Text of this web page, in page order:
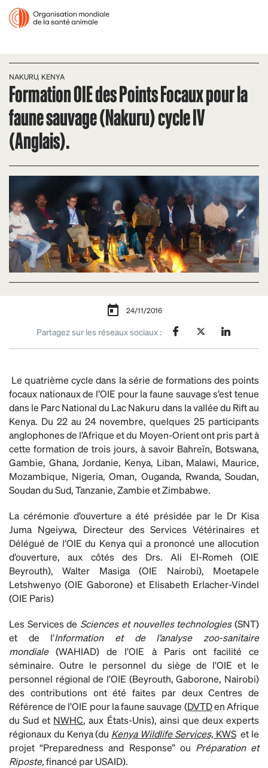
NAKURU, KENYA
Formation OIE des Points Focaux pour la
faune sauvage (Nakuru) cycle IV
(Anglais).
24/11/2016
Partagez sur les réseaux sociaux :
Le quatrième cycle dans la série de formations des points
focaux nationaux de l’OIE pour la faune sauvage s’est tenue
dans le Parc National du Lac Nakuru dans la vallée du Rift au
Kenya. Du 22 au 24 novembre, quelques 25 participants
anglophones de l’Afrique et du Moyen-Orient ont pris part à
cette formation de trois jours, à savoir Bahreïn, Botswana,
Gambie, Ghana, Jordanie, Kenya, Liban, Malawi, Maurice,
Mozambique, Nigeria, Oman, Ouganda, Rwanda, Soudan,
Soudan du Sud, Tanzanie, Zambie et Zimbabwe.
La cérémonie d’ouverture a été présidée par le Dr Kisa
Juma Ngeiywa, Directeur des Services Vétérinaires et
Délégué de l’OIE du Kenya qui a prononcé une allocution
d’ouverture, aux côtés des Drs. Ali El-Romeh (OIE
Beyrouth), Walter Masiga (OIE Nairobi), Moetapele
Letshwenyo (OIE Gaborone) et Elisabeth Erlacher-Vindel
(OIE Paris)
Les Services deSciences et nouvelles technologies(SNT)
et de l’Information et de l’analyse zoo-sanitaire
mondiale(WAHIAD) de l’OIE à Paris ont facilité ce
séminaire. Outre le personnel du siège de l’OIE et le
personnel régional de l’OIE (Beyrouth, Gaborone, Nairobi)
des contributions ont été faites par deux Centres de
Référence de l’OIE pour la faune sauvage (DVTDen Afrique
du Sud et NWHC, aux États-Unis), ainsi que deux experts
régionaux du Kenya (du Kenya Wildlife Services, KWSet le
projet “Preparedness and Response” ou Préparation et
Riposte,financé par USAID).